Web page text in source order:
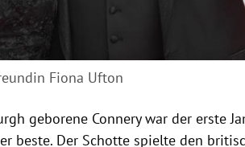
Fiona Ufton
geborene Connery war der erste
beste. Der Schotte spielte den